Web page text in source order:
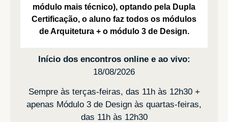
módulo mais técnico), optando pela Dupla
Certificação, o aluno faz todos os módulos
de Arquitetura + o módulo 3 de Design.
Início dos encontros online e ao vivo:
18/08/2026
Sempre às terças-feiras, das 11h às 12h30 +
apenas Módulo 3 de Design às quartas-feiras,
das 11h às 12h30